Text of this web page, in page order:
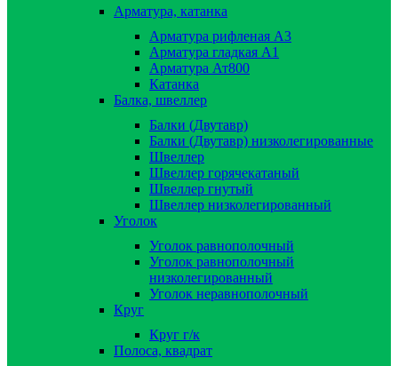
Арматура, катанка
Арматура рифленая А3
Арматура гладкая А1
Арматура Ат800
Катанка
Балка, швеллер
Балки (Двутавр)
Балки (Двутавр) низколегированные
Швеллер
Швеллер горячекатаный
Швеллер гнутый
Швеллер низколегированный
Уголок
Уголок равнополочный
Уголок равнополочный
низколегированный
Уголок неравнополочный
Круг
Круг г/к
Полоса, квадрат